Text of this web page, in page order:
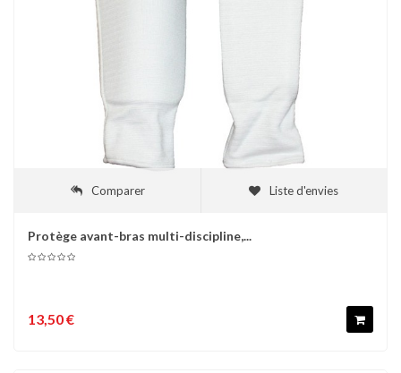
Comparer Liste d'envies
Protège avant-bras multi-discipline,...
13,50 €